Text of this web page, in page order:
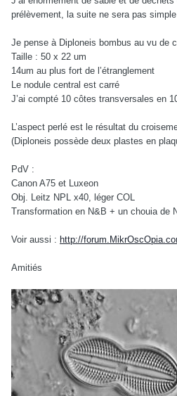
prélèvement, la suite ne sera pas
Je pense à Diploneis bombus au vu de
Taille : 50 x 22 um
14um au plus fort de l’étranglement
Le nodule central est carré
J’ai compté 10 côtes transversales en
L’aspect perlé est le résultat du
(Diploneis possède deux plastes en
PdV :
Canon A75 et Luxeon
Obj. Leitz NPL x40, léger COL
Transformation en N&B + un chouia de
Voir aussi : http://
Amitiés